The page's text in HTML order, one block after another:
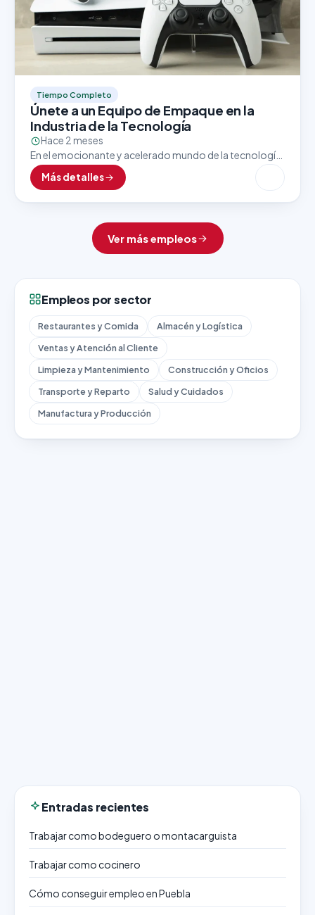
Tiempo Completo
Únete a un Equipo de Empaque en la
Industria de la Tecnología
Hace 2 meses
En el emocionante y acelerado mundo de la tecnología,
el último paso antes de que un producto llegue a manos
del cliente es uno…
Más detalles
Ver más empleos
Empleos por sector
Restaurantes y Comida
Almacén y Logística
Ventas y Atención al Cliente
Limpieza y Mantenimiento
Construcción y Oficios
Transporte y Reparto
Salud y Cuidados
Manufactura y Producción
Entradas recientes
Trabajar como bodeguero o montacarguista
Trabajar como cocinero
Cómo conseguir empleo en Puebla